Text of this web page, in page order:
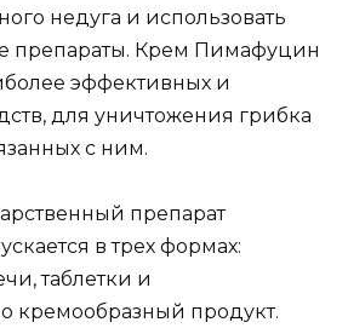
недуга и использовать
препараты. Крем Пимафуцин
эффективных и
для уничтожения грибка
с ним.
препарат
в трех формах:
таблетки и
кремообразный продукт.